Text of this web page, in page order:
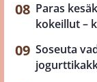
Paras
kokeillut –
Soseuta